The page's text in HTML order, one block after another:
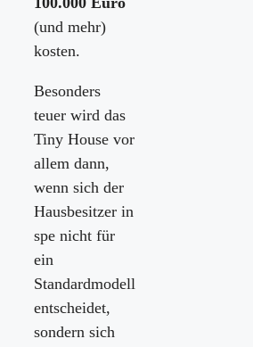
(und mehr)
kosten.
Besonders
teuer wird das
Tiny House vor
allem dann,
wenn sich der
Hausbesitzer in
spe nicht für
ein
Standardmodell
entscheidet,
sondern sich